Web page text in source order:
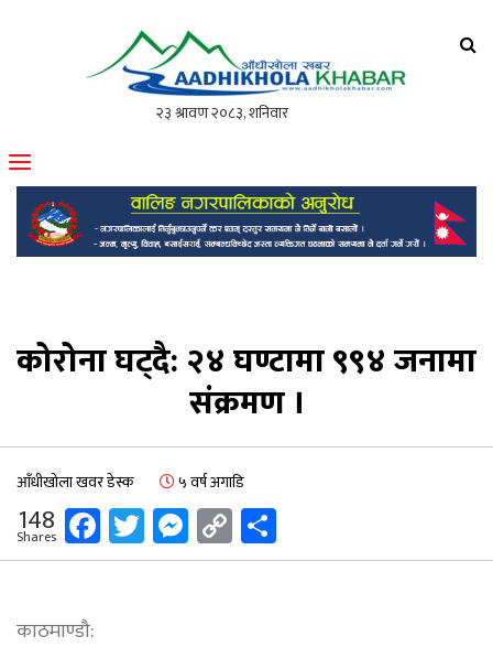
मोफसलकै लोकप्रिय अनलाइन पत्रिका
कोरोना घट्दै: २४ घण्टामा ९९४ जनामा
संक्रमण ।
आँधीखोला खवर डेस्क ५ वर्ष अगाडि
148
Shares Facebook
Twitter
Messenger
Copy
Link
काठमाण्डौ: